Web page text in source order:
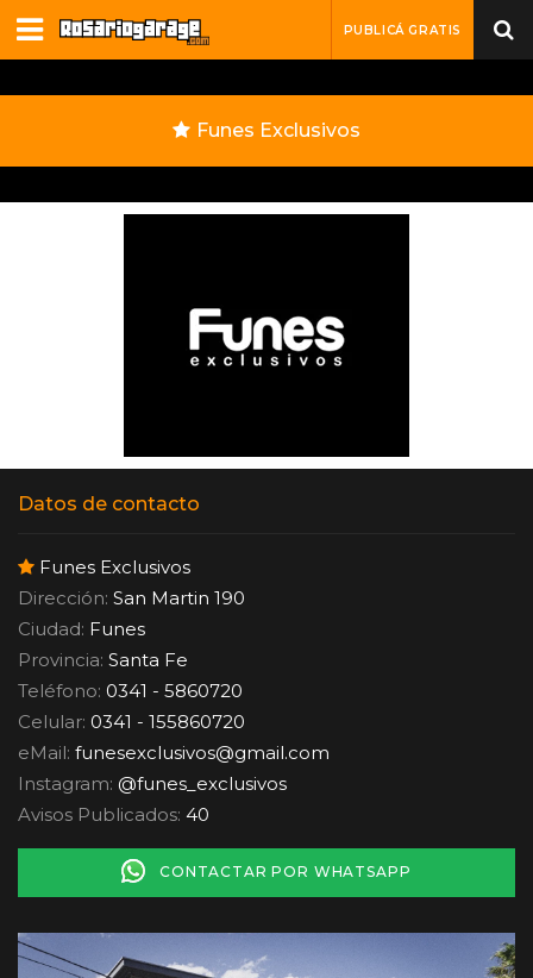
PUBLICÁ GRATIS
Funes Exclusivos
Datos de contacto
Funes Exclusivos
Dirección: San Martin 190
Ciudad: Funes
Provincia: Santa Fe
Teléfono: 0341 - 5860720
Celular: 0341 - 155860720
eMail: funesexclusivos@gmail.com
Instagram: @funes_exclusivos
Avisos Publicados: 40
CONTACTAR POR WHATSAPP